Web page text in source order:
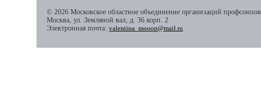
© 2026 Московское областное объединение организаций профсоюзов
Москва, ул. Земляной вал, д. 36 корп. 2
Электронная почта: valentina_mooop@mail.ru